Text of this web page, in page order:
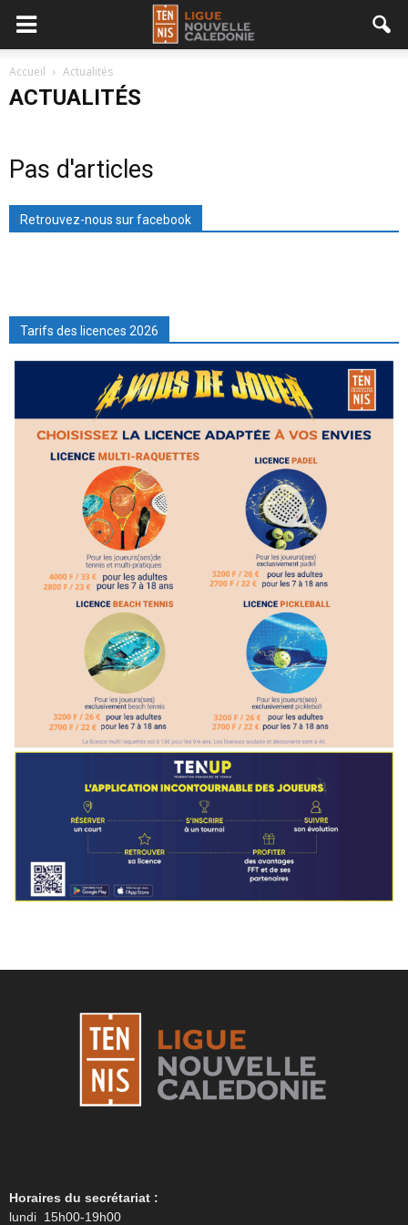
Accueil Actualités
ACTUALITÉS
Pas d'articles
Retrouvez-nous sur facebook
Tarifs des licences 2026
Horaires du secrétariat :
lundi 15h00-19h00